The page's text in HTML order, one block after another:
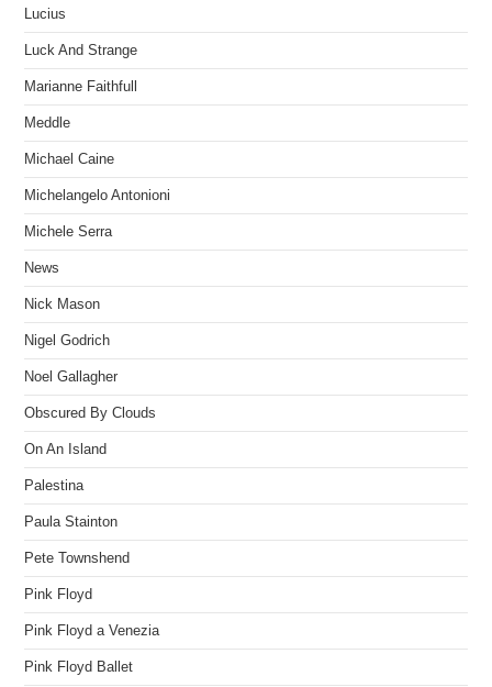
Lucius
Luck And Strange
Marianne Faithfull
Meddle
Michael Caine
Michelangelo Antonioni
Michele Serra
News
Nick Mason
Nigel Godrich
Noel Gallagher
Obscured By Clouds
On An Island
Palestina
Paula Stainton
Pete Townshend
Pink Floyd
Pink Floyd a Venezia
Pink Floyd Ballet